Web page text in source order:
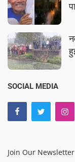
SOCIAL MEDIA
Join Our Newsletter